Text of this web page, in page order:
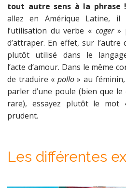
tout autre sens à la phrase !
allez en Amérique Latine, il
l’utilisation du verbe « coger»
d’attraper. En effet, sur
plutôt utilisé dans le
l’acte d’amour. Dans le même
de traduire « pollo» au féminin,
parler d’une poule (bien que le
rare), essayez plutôt le mot
prudent.
Les différentes